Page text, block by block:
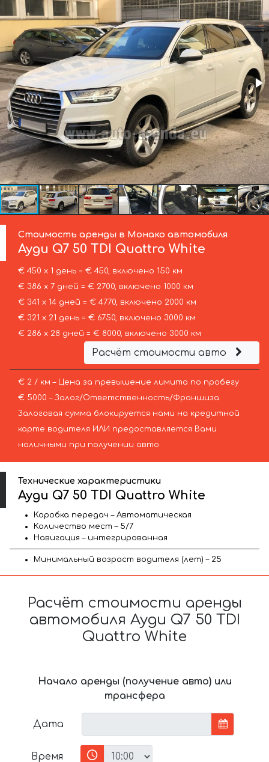
Стоимость аренды в Монако автомобиля
Ауди Q7 50 TDI Quattro White
€ 450 х 1 день = € 450, включено 150 км
€ 386 х 7 дней = € 2700, включено 1000 км
€ 341 х 14 дней = € 4770, включено 2000 км
€ 321 х 21 день = € 6750, включено 3000 км
€ 286 х 28 дней = € 8000, включено 3000 км
Расчёт стоимости авто
€ 2 / км – Цена за превышение лимита по пробегу
€ 5000 – Залог/Ответственность/Франшиза.
Залоговая сумма блокируется нами на кредитной
карте водителя ИЛИ предоставляется Вами
наличными при получении авто.
Технические характеристики
Ауди Q7 50 TDI Quattro White
Коробка передач – Автоматическая
Количество мест – 5/7
Навигация – интегрированная
Минимальный возраст водителя (лет) – 25
Расчёт стоимости аренды
автомобиля Ауди Q7 50 TDI
Quattro White
Начало аренды (получение авто) или
трансфера
Дата
Время